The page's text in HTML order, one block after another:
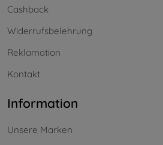
Cashback
Widerrufsbelehrung
Reklamation
Kontakt
Information
Unsere Marken